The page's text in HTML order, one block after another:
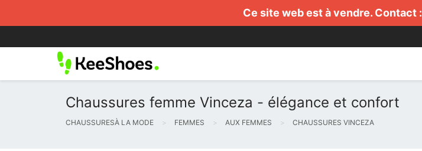
Ce site web est à vendre. Contact :
Chaussures femme Vinceza - élégance et confort
CHAUSSURESÀ LA MODE FEMMES AUX FEMMES CHAUSSURES VINCEZA